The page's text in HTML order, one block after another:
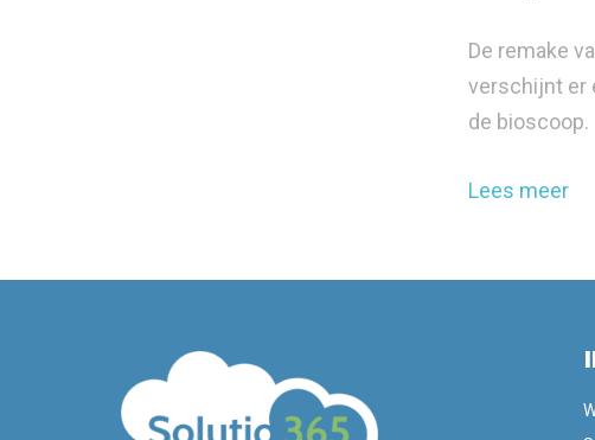
De remake
verschijnt er
de bioscoop.
Lees meer